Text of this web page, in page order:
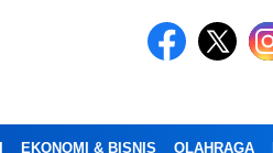
EKONOMI & BISNIS OLAHRAGA